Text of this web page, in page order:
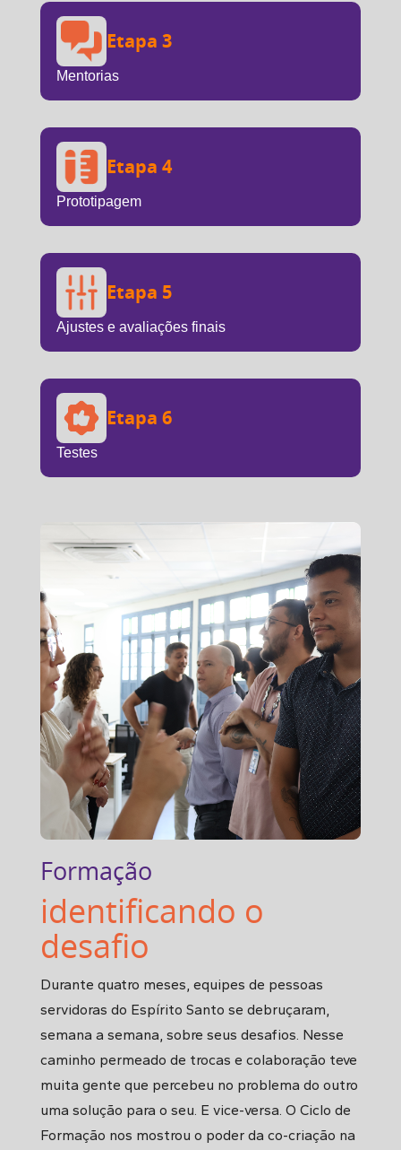
Etapa 3
Mentorias
Etapa 4
Prototipagem
Etapa 5
Ajustes e avaliações finais
Etapa 6
Testes
Formação
identificando o
desafio
Durante quatro meses, equipes de pessoas
servidoras do Espírito Santo se debruçaram,
semana a semana, sobre seus desafios. Nesse
caminho permeado de trocas e colaboração teve
muita gente que percebeu no problema do outro
uma solução para o seu. E vice-versa. O Ciclo de
Formação nos mostrou o poder da co-criação na